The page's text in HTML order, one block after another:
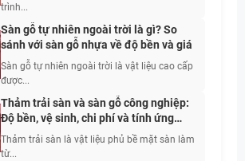
trình...
Sàn gỗ tự nhiên ngoài trời là gì? So
sánh với sàn gỗ nhựa về độ bền và giá
Sàn gỗ tự nhiên ngoài trời là vật liệu cao cấp
được...
Thảm trải sàn và sàn gỗ công nghiệp:
Độ bền, vệ sinh, chi phí và tính ứng
dụng
Thảm trải sàn là vật liệu phủ bề mặt sàn làm
từ...